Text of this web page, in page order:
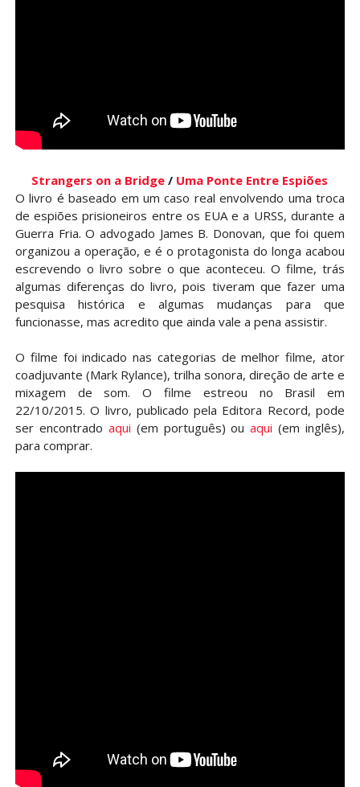
Strangers on a Bridge / Uma Ponte Entre Espiões
O livro é baseado em um caso real envolvendo uma troca
de espiões prisioneiros entre os EUA e a URSS, durante a
Guerra Fria. O advogado James B. Donovan, que foi quem
organizou a operação, e é o protagonista do longa acabou
escrevendo o livro sobre o que aconteceu. O filme, trás
algumas diferenças do livro, pois tiveram que fazer uma
pesquisa histórica e algumas mudanças para que
funcionasse, mas acredito que ainda vale a pena assistir.
O filme foi indicado nas categorias de melhor filme, ator
coadjuvante (Mark Rylance), trilha sonora, direção de arte e
mixagem de som. O filme estreou no Brasil em
22/10/2015. O livro, publicado pela Editora Record, pode
ser encontrado aqui (em português) ouaqui (em inglês),
para comprar.